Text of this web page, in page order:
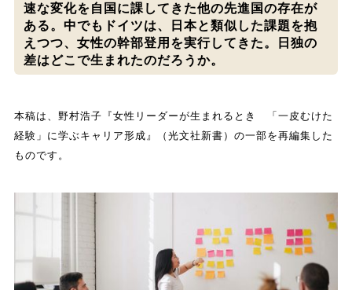
速な変化を自国に課してきた他の先進国の存在が
ある。中でもドイツは、日本と類似した課題を抱
えつつ、女性の幹部登用を実行してきた。日独の
差はどこで生まれたのだろうか。
本稿は、野村浩子『女性リーダーが生まれるとき 「一皮むけた
経験」に学ぶキャリア形成』（光文社新書）の一部を再編集した
ものです。